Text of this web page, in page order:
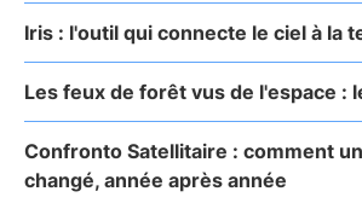
Iris : l'outil qui connecte le ciel à la
Les feux de forêt vus de l'espace :
Confronto Satellitaire : comment
changé, année après année